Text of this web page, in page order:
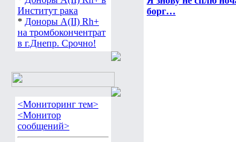
Институт рака
* Доноры А(ІІ) Rh+
на тромбокончентрат
в г.Днепр. Срочно!
<Мониторинг тем>
<Монитор
сообщений>
борг…